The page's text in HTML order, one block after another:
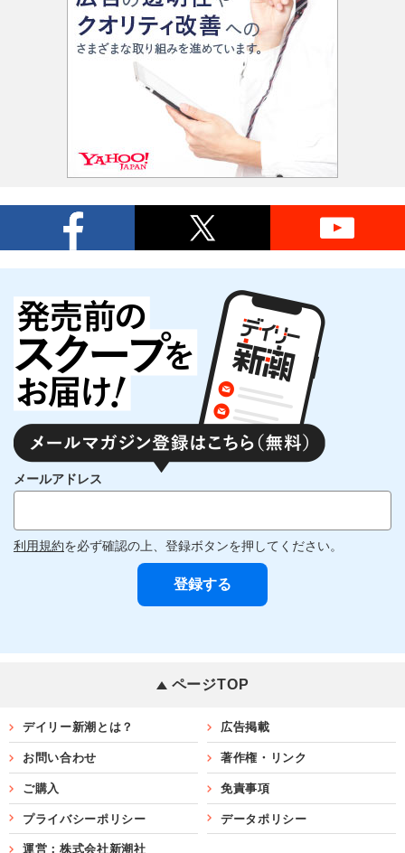
メールアドレス
利用規約を必ず確認の上、登録ボタンを押してください。
ページTOP
デイリー新潮とは？ 広告掲載
お問い合わせ 著作権・リンク
ご購入 免責事項
プライバシーポリシー データポリシー
運営：株式会社新潮社